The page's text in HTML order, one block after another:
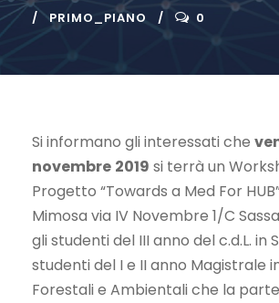
PRIMO_PIANO 0
Si informano gli interessati che
novembre 2019 si terrà un
Progetto “Towards a Med For
Mimosa via IV Novembre 1/C
gli studenti del III anno del c.d.L. in
studenti del I e II anno Magistrale
Forestali e Ambientali che la